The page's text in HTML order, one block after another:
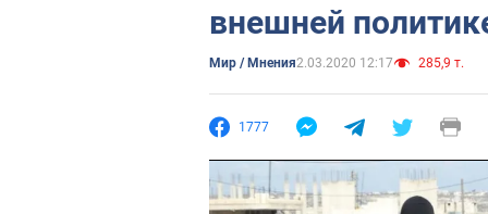
внешней
Мир / Мнения2.03.2020 12:17 285,9 т.
1777